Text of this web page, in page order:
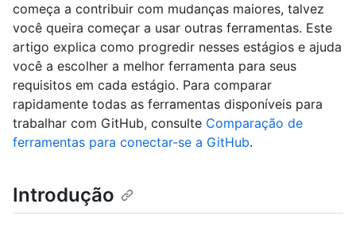
começa a contribuir com mudanças maiores, talvez
você queira começar a usar outras ferramentas. Este
artigo explica como progredir nesses estágios e ajuda
você a escolher a melhor ferramenta para seus
requisitos em cada estágio. Para comparar
rapidamente todas as ferramentas disponíveis para
trabalhar com GitHub, consulte Comparação de
ferramentas para conectar-se a GitHub.
Introdução